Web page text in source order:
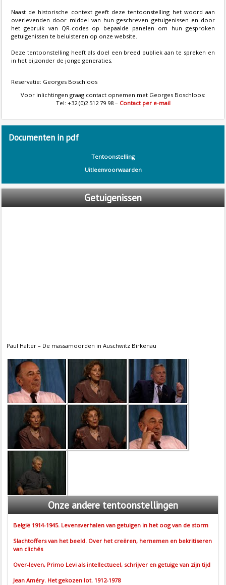
Naast de historische context geeft deze tentoonstelling het woord aan
overlevenden door middel van hun geschreven getuigenissen en door
het gebruik van QR-codes op bepaalde panelen om hun gesproken
getuigenissen te beluisteren op onze website.
Deze tentoonstelling heeft als doel een breed publiek aan te spreken en
in het bijzonder de jonge generaties.
Reservatie: Georges Boschloos
Voor inlichtingen graag contact opnemen met Georges Boschloos:
Tel: +32 (0)2 512 79 98 – Contact per e-mail
Documenten in pdf
Tentoonstelling
Uitleenvoorwaarden
Getuigenissen
Paul Halter – De massamoorden in Auschwitz Birkenau
Onzeandere tentoonstellingen
België 1914-1945. Levensverhalen van getuigen in het oog van de storm
Slachtoffers van het beeld. Over het creëren, hernemen en bekritiseren
van clichés
Over-leven, Primo Levi als intellectueel, schrijver en getuige van zijn tijd
Jean Améry. Het gekozen lot. 1912-1978